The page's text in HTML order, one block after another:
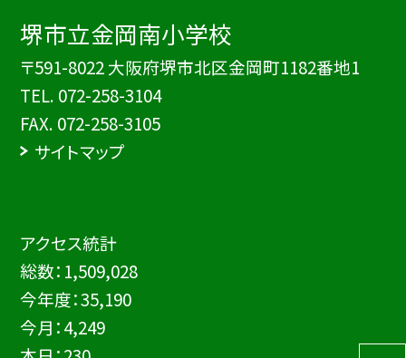
堺市立金岡南小学校
〒591-8022 大阪府堺市北区金岡町1182番地1
TEL. 072-258-3104
FAX. 072-258-3105
サイトマップ
アクセス統計
総数： 1,509,028
今年度：35,190
今月：4,249